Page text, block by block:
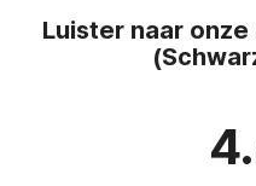
Luister naar